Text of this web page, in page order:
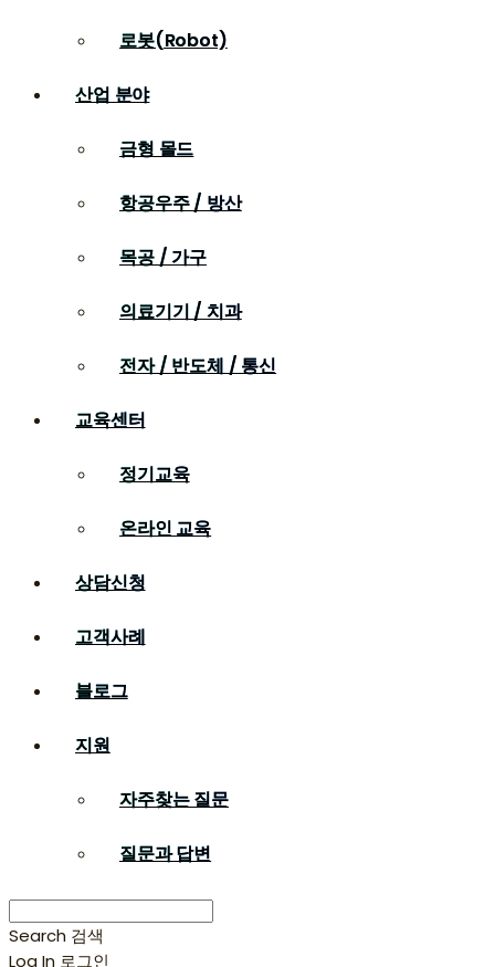
로봇(Robot)
산업 분야
금형 몰드
항공우주 / 방산
목공 / 가구
의료기기 / 치과
전자 / 반도체 / 통신
교육센터
정기교육
온라인 교육
상담신청
고객사례
블로그
지원
자주찾는 질문
질문과 답변
Search 검색
Log In 로그인